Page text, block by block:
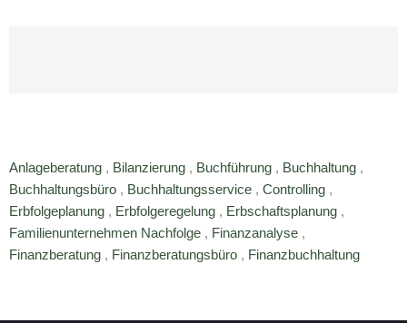
Anlageberatung , Bilanzierung , Buchführung , Buchhaltung ,
Buchhaltungsbüro , Buchhaltungsservice , Controlling ,
Erbfolgeplanung , Erbfolgeregelung , Erbschaftsplanung ,
Familienunternehmen Nachfolge , Finanzanalyse ,
Finanzberatung , Finanzberatungsbüro , Finanzbuchhaltung